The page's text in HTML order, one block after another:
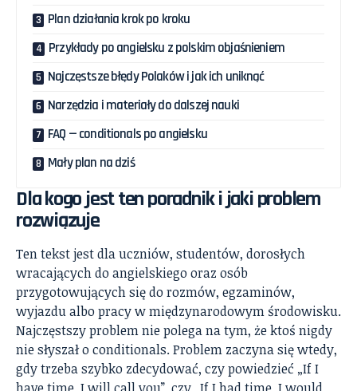
Plan działania krok po kroku
Przykłady po angielsku z polskim objaśnieniem
Najczęstsze błędy Polaków i jak ich uniknąć
Narzędzia i materiały do dalszej nauki
FAQ — conditionals po angielsku
Mały plan na dziś
Dla kogo jest ten poradnik i jaki problem
rozwiązuje
Ten tekst jest dla uczniów, studentów, dorosłych
wracających do angielskiego oraz osób
przygotowujących się do rozmów, egzaminów,
wyjazdu albo pracy w międzynarodowym środowisku.
Najczęstszy problem nie polega na tym, że ktoś nigdy
nie słyszał o conditionals. Problem zaczyna się wtedy,
gdy trzeba szybko zdecydować, czy powiedzieć „If I